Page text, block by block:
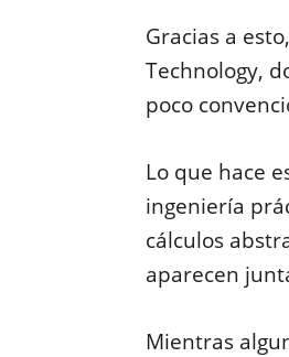
Gracias a
Technology,
poco
Lo que hace
ingeniería
cálculos
aparecen
Mientras